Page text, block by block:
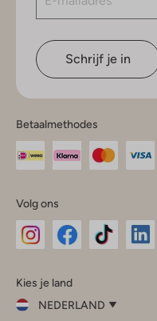
Schrijf je in
Betaalmethodes
Volg ons
InstagramFacebook
Kies je land
NEDERLAND